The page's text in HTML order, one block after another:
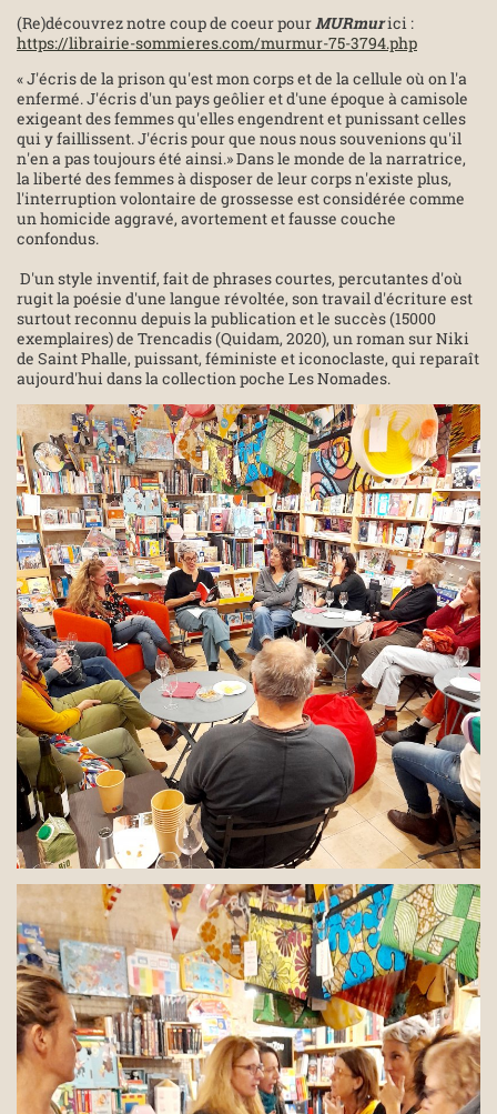
(Re)découvrez notre coup de coeur pourMURmurici :
https://librairie-sommieres.com/murmur-75-3794.php
« J'écris de la prison qu'est mon corps et de la cellule où on l'a
enfermé. J'écris d'un pays geôlier et d'une époque à camisole
exigeant des femmes qu'elles engendrent et punissant celles
qui y faillissent. J'écris pour que nous nous souvenions qu'il
n'en a pas toujours été ainsi.» Dans le monde de la narratrice,
la liberté des femmes à disposer de leur corps n'existe plus,
l'interruption volontaire de grossesse est considérée comme
un homicide aggravé, avortement et fausse couche
confondus.
D'un style inventif, fait de phrases courtes, percutantes d'où
rugit la poésie d'une langue révoltée, son travail d'écriture est
surtout reconnu depuis la publication et le succès (15000
exemplaires) de Trencadis (Quidam, 2020), un roman sur Niki
de Saint Phalle, puissant, féministe et iconoclaste, qui reparaît
aujourd'hui dans la collection poche Les Nomades.